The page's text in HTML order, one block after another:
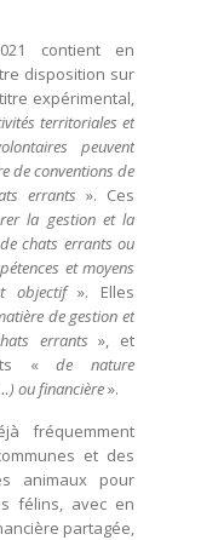
contient en
disposition sur
expérimental,
territoriales et
peuvent
de conventions de
errants ». Ces
la gestion et la
chats errants ou
et moyens
objectif». Elles
de gestion et
errants », et
« de nature
ou financière».
fréquemment
et des
animaux pour
félins, avec en
partagée,